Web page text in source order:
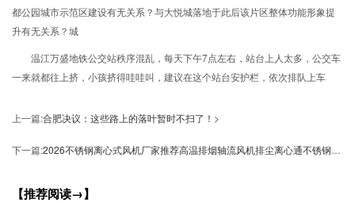
都公园城市示范区建设有无关系？与大悦城落地于此后该片区整体功能形象提
升有无关系？城
温江万盛地铁公交站秩序混乱，每天下午7点左右，站台上人太多，公交车
一来就都往上挤，小孩挤得哇哇叫，建议在这个站台安护栏，依次排队上车
上一篇:合肥决议：这些路上的落叶暂时不扫了！ >
下一篇:2026不锈钢离心式风机厂家推荐高温排烟轴流风机排尘离心通不锈钢配件高压式通厂家优选指南！
【推荐阅读→】